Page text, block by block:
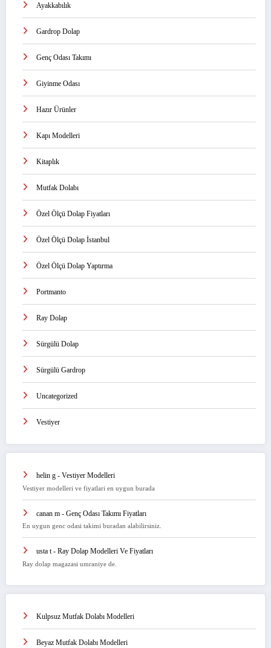
Ayakkabılık
Gardrop Dolap
Genç Odası Takımı
Giyinme Odası
Hazır Ürünler
Kapı Modelleri
Kitaplık
Mutfak Dolabı
Özel Ölçü Dolap Fiyatları
Özel Ölçü Dolap İstanbul
Özel Ölçü Dolap Yaptırma
Portmanto
Ray Dolap
Sürgülü Dolap
Sürgülü Gardrop
Uncategorized
Vestiyer
helin g - Vestiyer Modelleri
Vestiyer modelleri ve fiyatlari en uygun burada
canan m - Genç Odası Takımı Fiyatları
En uygun genc odasi takimi buradan alabilirsiniz.
usta t- Ray Dolap Modelleri Ve Fiyatları
Ray dolap magazasi umraniye de.
Kulpsuz Mutfak Dolabı Modelleri
Beyaz Mutfak Dolabı Modelleri